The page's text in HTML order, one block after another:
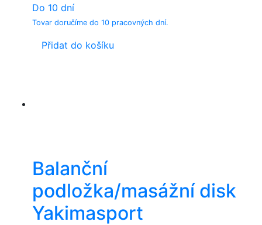
Do 10 dní
Tovar doručíme do 10 pracovných dní.
Přidat do košíku
Balanční
podložka/masážní disk
Yakimasport